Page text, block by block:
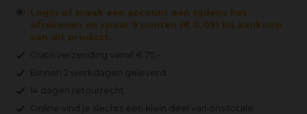
Login of maak een account aan tijdens het
afrekenen en spaar 9 punten (€ 0,09) bij aankoop
van dit product.
Gratis verzending vanaf € 75,-
Binnen 2 werkdagen geleverd.
14 dagen retourrecht.
Online vind je slechts een klein deel van ons totale